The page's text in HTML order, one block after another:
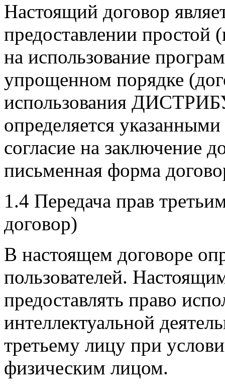
Настоящий договор
предоставлении простой
на использование
упрощенном порядке
использования
определяется
согласие на заключение
письменная форма
1.4 Передача прав
договор)
В настоящем договоре
пользователей.
предоставлять право
интеллектуальной
третьему лицу при
физическим лицом.